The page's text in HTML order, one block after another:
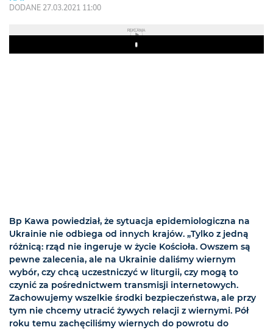
DODANE 27.03.2021 11:00
REKLAMA
Play
Bp Kawa powiedział, że sytuacja epidemiologiczna na
Ukrainie nie odbiega od innych krajów. „Tylko z jedną
różnicą: rząd nie ingeruje w życie Kościoła. Owszem są
pewne zalecenia, ale na Ukrainie daliśmy wiernym
wybór, czy chcą uczestniczyć w liturgii, czy mogą to
czynić za pośrednictwem transmisji internetowych.
Zachowujemy wszelkie środki bezpieczeństwa, ale przy
tym nie chcemy utracić żywych relacji z wiernymi. Pół
roku temu zachęciliśmy wiernych do powrotu do